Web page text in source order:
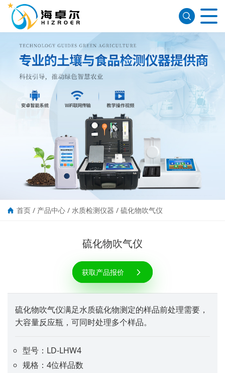
首页 / 产品中心 / 水质检测仪器 / 硫化物吹气仪
硫化物吹气仪
获取产品报价
硫化物吹气仪满足水质硫化物测定的样品前处理需要，
大容量反应瓶，可同时处理多个样品。
型号：LD-LHW4
规格：4位样品数